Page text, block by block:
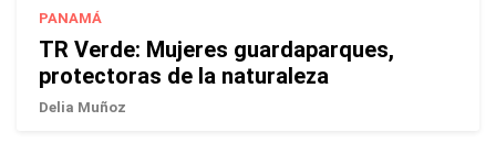
PANAMÁ
TR Verde: Mujeres guardaparques,
protectoras de la naturaleza
Delia Muñoz